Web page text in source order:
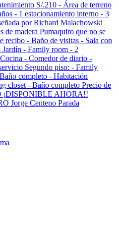
S/.210 - Área de terreno
- 1 estacionamiento interno - 3
por Richard Malachowski
de madera Pumaquiro que no se
recibo - Baño de visitas - Sala con
Jardín - Family room - 2
- Comedor de diario -
Segundo piso: - Family
completo - Habitación
closet - Baño completo Precio de
¡DISPONIBLE AHORA!!
Jorge Centeno Parada